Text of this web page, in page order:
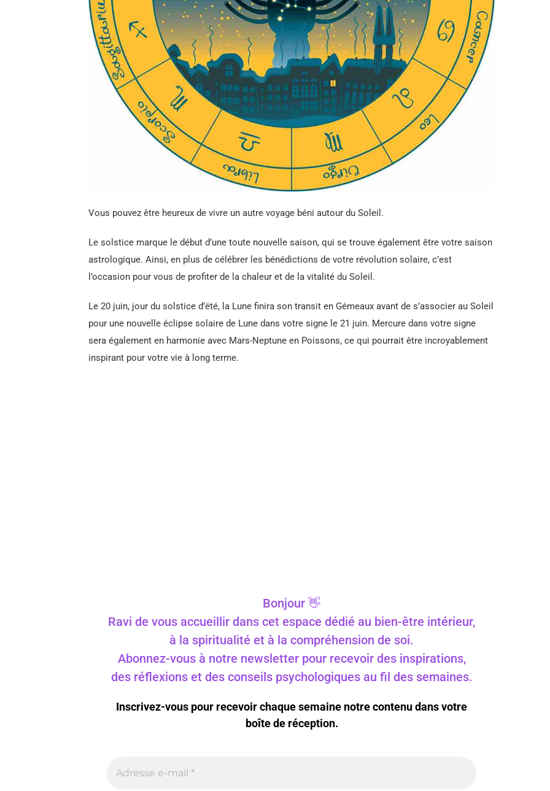
Vous pouvez être heureux de vivre un autre voyage béni autour du Soleil.
Le solstice marque le début d’une toute nouvelle saison, qui se trouve également être votre saison
astrologique. Ainsi, en plus de célébrer les bénédictions de votre révolution solaire, c’est
l’occasion pour vous de profiter de la chaleur et de la vitalité du Soleil.
Le 20 juin, jour du solstice d’été, la Lune finira son transit en Gémeaux avant de s’associer au Soleil
pour une nouvelle éclipse solaire de Lune dans votre signe le 21 juin. Mercure dans votre signe
sera également en harmonie avec Mars-Neptune en Poissons, ce qui pourrait être incroyablement
inspirant pour votre vie à long terme.
Bonjour 👋
Ravi de vous accueillir dans cet espace dédié au bien-être intérieur,
à la spiritualité et à la compréhension de soi.
Abonnez-vous à notre newsletter pour recevoir des inspirations,
des réflexions et des conseils psychologiques au fil des semaines.
Inscrivez-vous pour recevoir chaque semaine notre contenu dans votre
boîte de réception.